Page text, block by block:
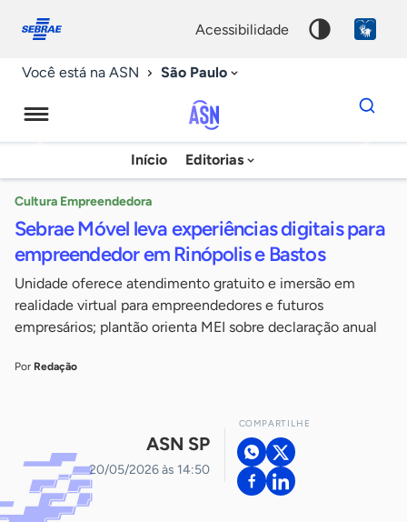
conosco
acessibilidade
Você está na ASN São Paulo
Agência
Sebrae
Notícias
Início Editorias
Dados
para
chave
Cultura Empreendedora
Sebrae Móvel leva experiências digitais para
empreendedor em Rinópolis e Bastos
Unidade oferece atendimento gratuito e imersão em
realidade virtual para empreendedores e futuros
empresários; plantão orienta MEI sobre declaração anual
Por Redação
ASN SP
20/05/2026 às 14:50
COMPARTILHE